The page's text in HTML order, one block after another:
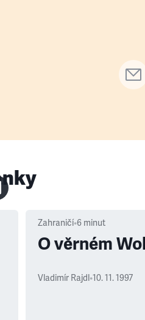
Zahraničí•6 minut
O věrném
Vladimír Rajdl •10. 11. 1997